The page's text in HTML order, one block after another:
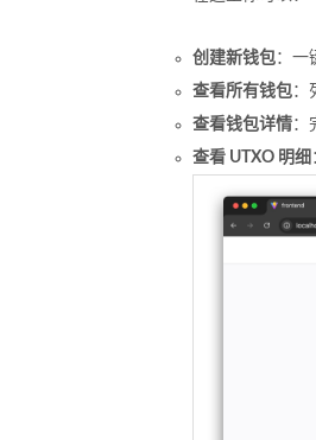
创建新钱包：一
查看所有钱包：
查看钱包详情：
查看 UTXO 明细